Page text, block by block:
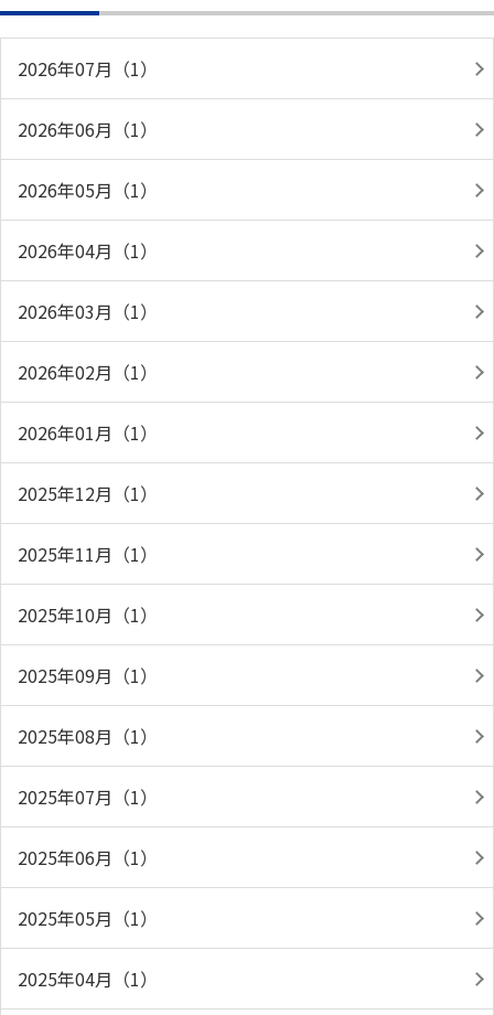
2026年07月（1）
2026年06月（1）
2026年05月（1）
2026年04月（1）
2026年03月（1）
2026年02月（1）
2026年01月（1）
2025年12月（1）
2025年11月（1）
2025年10月（1）
2025年09月（1）
2025年08月（1）
2025年07月（1）
2025年06月（1）
2025年05月（1）
2025年04月（1）